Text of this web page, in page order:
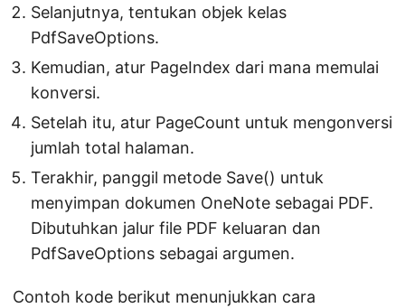
Selanjutnya, tentukan objek kelas
PdfSaveOptions.
Kemudian, atur PageIndex dari mana memulai
konversi.
Setelah itu, atur PageCount untuk mengonversi
jumlah total halaman.
Terakhir, panggil metode Save() untuk
menyimpan dokumen OneNote sebagai PDF.
Dibutuhkan jalur file PDF keluaran dan
PdfSaveOptions sebagai argumen.
Contoh kode berikut menunjukkan cara